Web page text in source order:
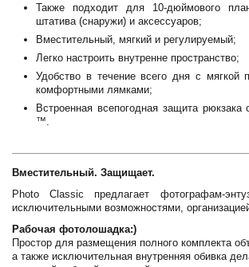
Также подходит для 10-дюймового
штатива (снаружи) и аксессуаров;
Вместительный, мягкий и регулируемый;
Легко настроить внутренне пространство;
Удобство в течение всего дня с мягкой
комфортными лямками;
Встроенная всепогодная защита
™.
Вместительный. Защищает.
Photo Classic предлагает фотографам-
исключительными возможностями,
Рабочая фотолошадка:)
Простор для размещения полного комплекта
а также исключительная внутренняя обивка